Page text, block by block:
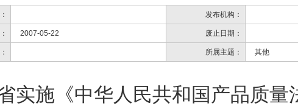
发布机构：
2007-05-22 废止日期：
所属主题： 其他
实施《中华人民共和国产品质量